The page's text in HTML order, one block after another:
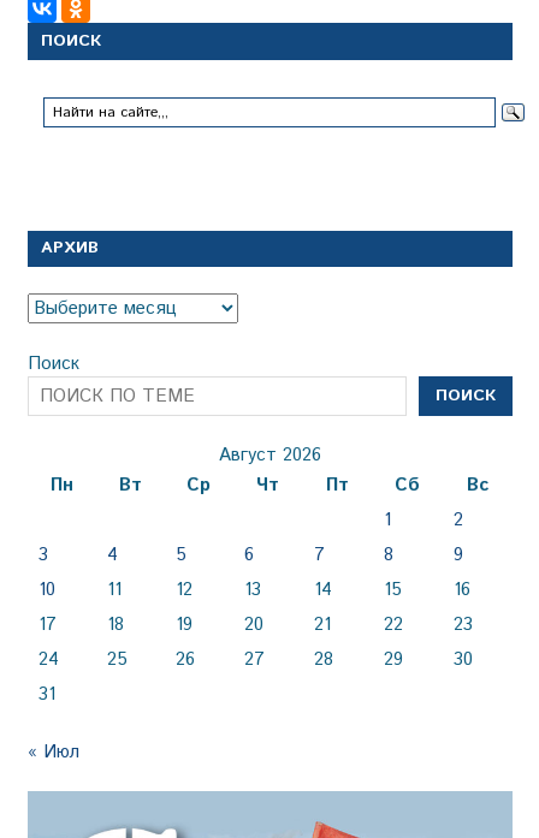
ПОИСК
АРХИВ
Архив
Поиск
ПОИСК
Август 2026
Пн
Вт Ср Чт Пт Сб
Вс
1
2
3
4 5 6 7 8
9
10
11 12 13 14 15
16
17
18 19 20 21 22
23
24
25 26 27 28 29
30
31
« Июл